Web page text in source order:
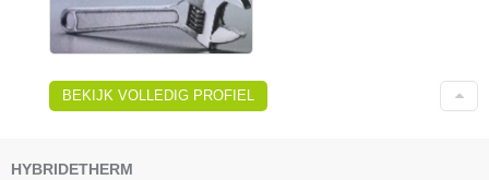
BEKIJK VOLLEDIG PROFIEL
HYBRIDETHERM